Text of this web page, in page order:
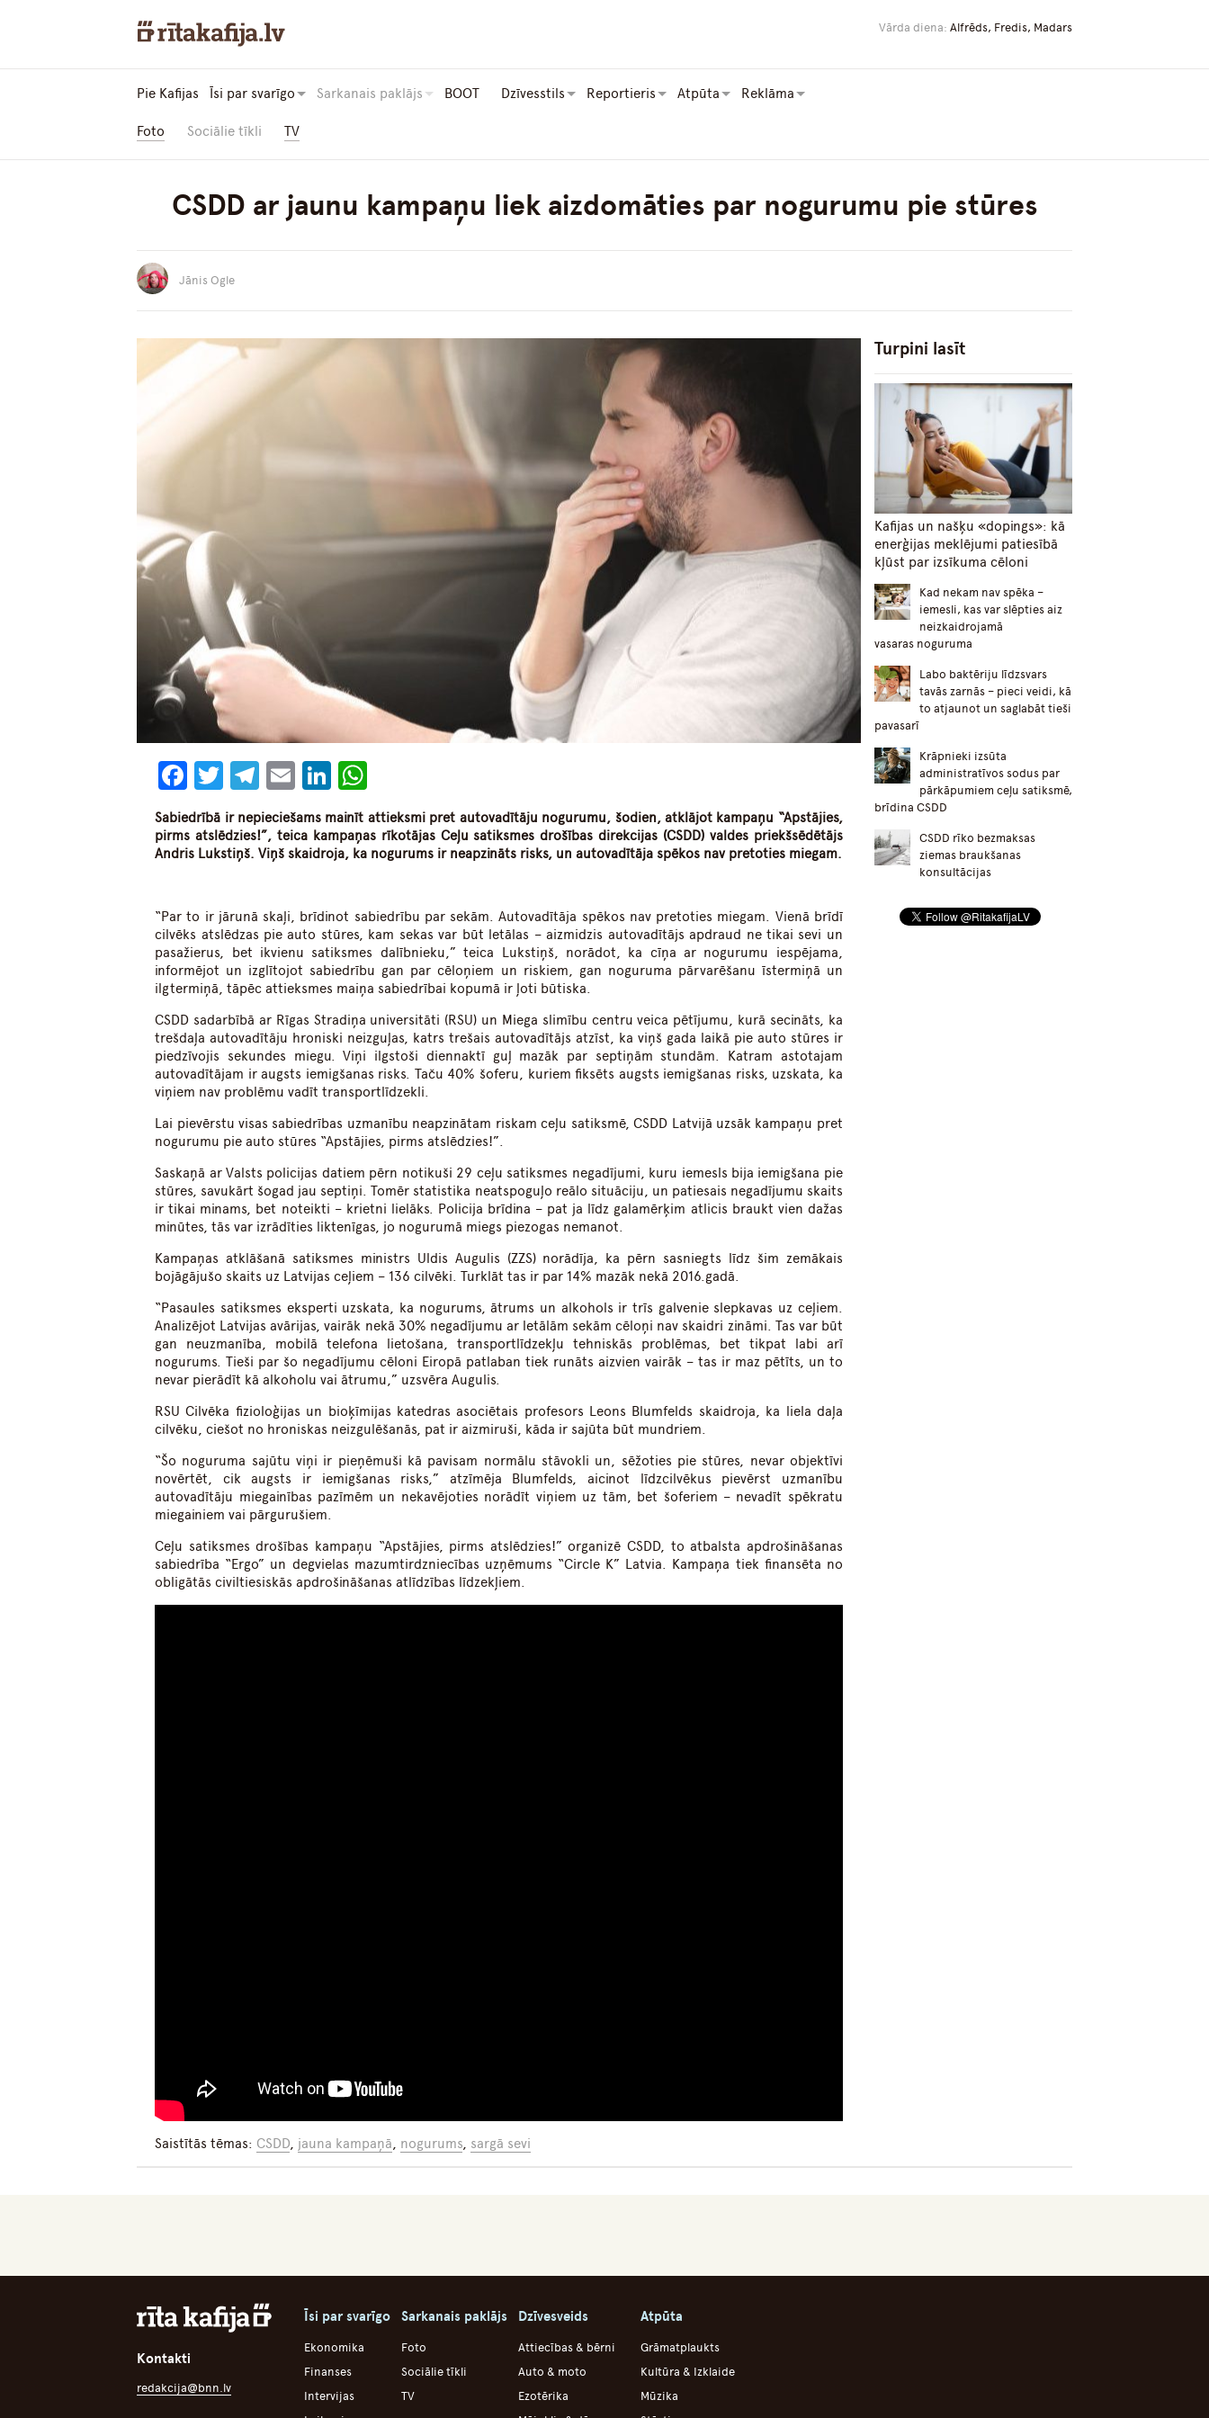
Vārda diena: Alfrēds, Fredis, Madars
Pie Kafijas Īsi par svarīgo Sarkanais paklājs BOOT Dzīvesstils Reportieris Atpūta Reklāma
Foto Sociālie tīkli TV
CSDD ar jaunu kampaņu liek aizdomāties par nogurumu pie stūres
Jānis Ogle
Facebook
Twitter
Telegram
EmailLinkedIn
Sabiedrībā ir nepieciešams mainīt attieksmi pret autovadītāju nogurumu, šodien, atklājot kampaņu “Apstājies,
pirms atslēdzies!”, teica kampaņas rīkotājas Ceļu satiksmes drošības direkcijas (CSDD) valdes priekšsēdētājs
Andris Lukstiņš. Viņš skaidroja, ka nogurums ir neapzināts risks, un autovadītāja spēkos nav pretoties miegam.
“Par to ir jārunā skaļi, brīdinot sabiedrību par sekām. Autovadītāja spēkos nav pretoties miegam. Vienā brīdī
cilvēks atslēdzas pie auto stūres, kam sekas var būt letālas – aizmidzis autovadītājs apdraud ne tikai sevi un
pasažierus, bet ikvienu satiksmes dalībnieku,” teica Lukstiņš, norādot, ka cīņa ar nogurumu iespējama,
informējot un izglītojot sabiedrību gan par cēloņiem un riskiem, gan noguruma pārvarēšanu īstermiņā un
ilgtermiņā, tāpēc attieksmes maiņa sabiedrībai kopumā ir ļoti būtiska.
CSDD sadarbībā ar Rīgas Stradiņa universitāti (RSU) un Miega slimību centru veica pētījumu, kurā secināts, ka
trešdaļa autovadītāju hroniski neizguļas, katrs trešais autovadītājs atzīst, ka viņš gada laikā pie auto stūres ir
piedzīvojis sekundes miegu. Viņi ilgstoši diennaktī guļ mazāk par septiņām stundām. Katram astotajam
autovadītājam ir augsts iemigšanas risks. Taču 40% šoferu, kuriem fiksēts augsts iemigšanas risks, uzskata, ka
viņiem nav problēmu vadīt transportlīdzekli.
Lai pievērstu visas sabiedrības uzmanību neapzinātam riskam ceļu satiksmē,CSDD Latvijā uzsāk kampaņu pret
nogurumu pie auto stūres “Apstājies, pirms atslēdzies!”.
Saskaņā ar Valsts policijas datiem pērn notikuši 29 ceļu satiksmes negadījumi, kuru iemesls bija iemigšana pie
stūres, savukārt šogad jau septiņi. Tomēr statistika neatspoguļo reālo situāciju, un patiesais negadījumu skaits
ir tikai minams, bet noteikti – krietni lielāks. Policija brīdina – pat ja līdz galamērķim atlicis braukt vien dažas
minūtes, tās var izrādīties liktenīgas, jo nogurumā miegs piezogas nemanot.
Kampaņas atklāšanā satiksmes ministrs Uldis Augulis (ZZS) norādīja, ka pērn sasniegts līdz šim zemākais
bojāgājušo skaits uz Latvijas ceļiem – 136 cilvēki. Turklāt tas ir par 14% mazāk nekā 2016.gadā.
“Pasaules satiksmes eksperti uzskata, ka nogurums, ātrums un alkohols ir trīs galvenie slepkavas uz ceļiem.
Analizējot Latvijas avārijas, vairāk nekā 30% negadījumu ar letālām sekām cēloņi nav skaidri zināmi. Tas var būt
gan neuzmanība, mobilā telefona lietošana, transportlīdzekļu tehniskās problēmas, bet tikpat labi arī
nogurums. Tieši par šo negadījumu cēloni Eiropā patlaban tiek runāts aizvien vairāk – tas ir maz pētīts, un to
nevar pierādīt kā alkoholu vai ātrumu,” uzsvēra Augulis.
RSU Cilvēka fizioloģijas un bioķīmijas katedras asociētais profesors Leons Blumfelds skaidroja, ka liela daļa
cilvēku, ciešot no hroniskas neizgulēšanās, pat ir aizmiruši, kāda ir sajūta būt mundriem.
“Šo noguruma sajūtu viņi ir pieņēmuši kā pavisam normālu stāvokli un, sēžoties pie stūres, nevar objektīvi
novērtēt, cik augsts ir iemigšanas risks,” atzīmēja Blumfelds, aicinot līdzcilvēkus pievērst uzmanību
autovadītāju miegainības pazīmēm un nekavējoties norādīt viņiem uz tām, bet šoferiem – nevadīt spēkratu
miegainiem vai pārgurušiem.
Ceļu satiksmes drošības kampaņu “Apstājies, pirms atslēdzies!” organizēCSDD, to atbalsta apdrošināšanas
sabiedrība “Ergo” un degvielas mazumtirdzniecības uzņēmums “Circle K” Latvia. Kampaņa tiek finansēta no
obligātās civiltiesiskās apdrošināšanas atlīdzības līdzekļiem.
Saistītās tēmas: CSDD, jauna kampaņā, nogurums, sargā sevi
Turpini lasīt
Kafijas un našķu «dopings»: kā
enerģijas meklējumi patiesībā
kļūst par izsīkuma cēloni
Kad nekam nav spēka –
iemesli, kas var slēpties aiz
neizkaidrojamā
vasaras noguruma
Labo baktēriju līdzsvars
tavās zarnās – pieci veidi, kā
to atjaunot un saglabāt tieši
pavasarī
Krāpnieki izsūta
administratīvos sodus par
pārkāpumiem ceļu satiksmē,
brīdina CSDD
CSDD rīko bezmaksas
ziemas braukšanas
konsultācijas
Kontakti
redakcija@bnn.lv
Īsi par svarīgo
Ekonomika
Finanses
Intervijas
Sarkanais paklājs
Foto
Sociālie tīkli
TV
Dzīvesveids
Attiecības & bērni
Auto & moto
Ezotērika
Atpūta
Grāmatplaukts
Kultūra & Izklaide
Mūzika